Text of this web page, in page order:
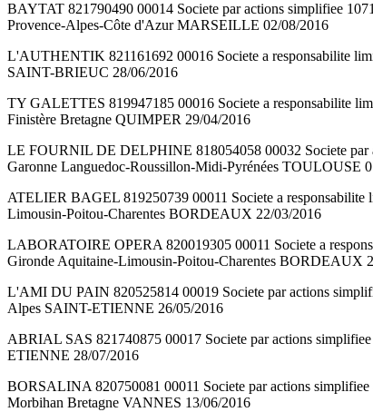
BAYTAT 821790490 00014 Societe par actions simplifiee
Provence-Alpes-Côte d'Azur MARSEILLE 02/08/2016
L'AUTHENTIK 821161692 00016 Societe a responsabilite
SAINT-BRIEUC 28/06/2016
TY GALETTES 819947185 00016 Societe a responsabilite
Finistère Bretagne QUIMPER 29/04/2016
LE FOURNIL DE DELPHINE 818054058 00032 Societe
Garonne Languedoc-Roussillon-Midi-Pyrénées TOULOUSE
ATELIER BAGEL 819250739 00011 Societe a
Limousin-Poitou-Charentes BORDEAUX 22/03/2016
LABORATOIRE OPERA 820019305 00011 Societe a
Gironde Aquitaine-Limousin-Poitou-Charentes BORDEAUX
L'AMI DU PAIN 820525814 00019 Societe par actions
Alpes SAINT-ETIENNE 26/05/2016
ABRIAL SAS 821740875 00017 Societe par actions
ETIENNE 28/07/2016
BORSALINA 820750081 00011 Societe par actions
Morbihan Bretagne VANNES 13/06/2016